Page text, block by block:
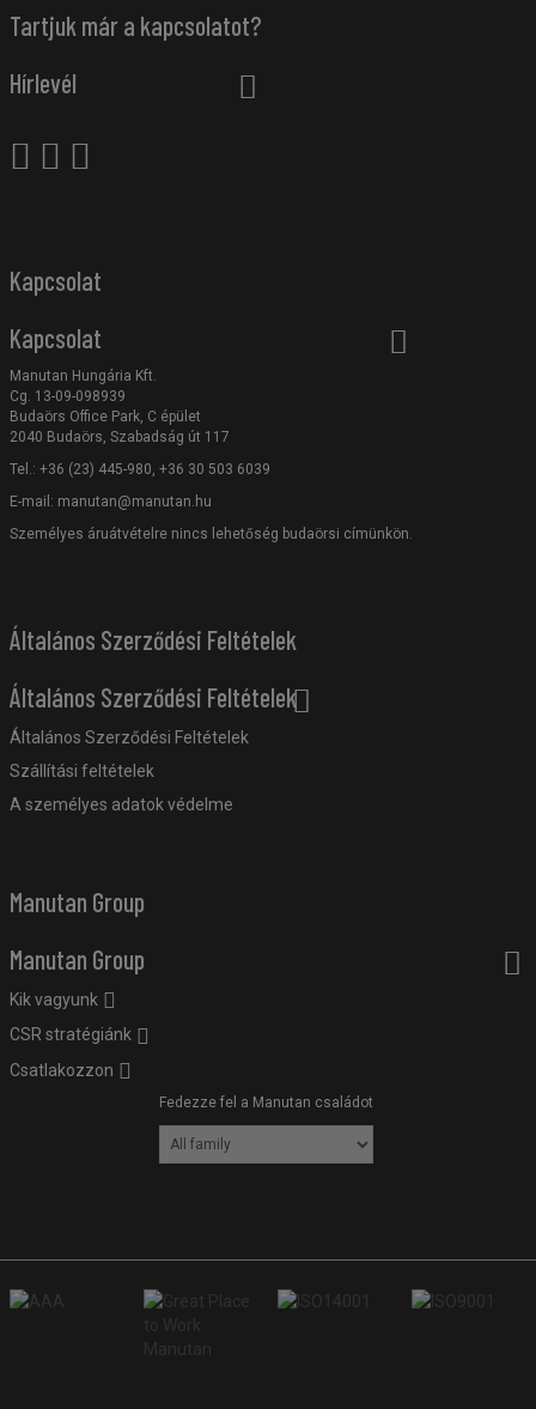
Tartjuk már a kapcsolatot?
Hírlevél
Kapcsolat
Kapcsolat
Manutan Hungária Kft.
Cg. 13-09-098939
Budaörs Office Park, C épület
2040 Budaörs, Szabadság út 117
Tel.: +36 (23) 445-980, +36 30 503 6039
E-mail: manutan@manutan.hu
Személyes áruátvételre nincs lehetőség budaörsi címünkön.
Általános Szerződési Feltételek
Általános Szerződési Feltételek
Általános Szerződési Feltételek
Szállítási feltételek
A személyes adatok védelme
Manutan Group
Manutan Group
Kik vagyunk
CSR stratégiánk
Csatlakozzon
Fedezze fel a Manutan családot